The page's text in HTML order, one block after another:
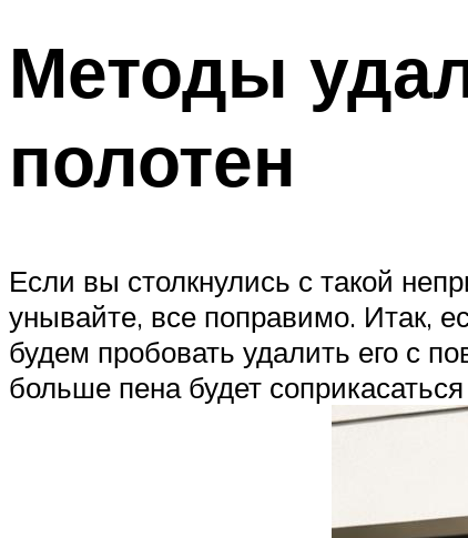
Методы
полотен
Если вы столкнулись с такой
унывайте, все поправимо. Итак,
будем пробовать удалить его с
больше пена будет